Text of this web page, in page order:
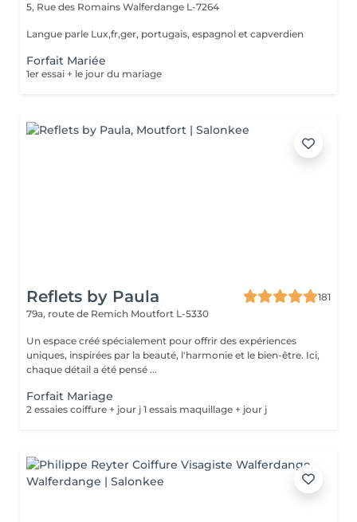
5, Rue des Romains Walferdange L-7264
Langue parle Lux,fr,ger, portugais, espagnol et capverdien
Forfait Mariée
1er essai + le jour du mariage
Reflets by Paula
181
79a, route de Remich Moutfort L-5330
Un espace créé spécialement pour offrir des expériences
uniques, inspirées par la beauté, l'harmonie et le bien-être. Ici,
chaque détail a été pensé ...
Forfait Mariage
2 essaies coiffure + jour j 1 essais maquillage + jour j